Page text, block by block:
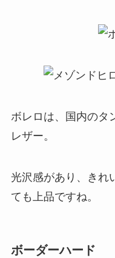
ボレロは、国内のタ
レザー。
光沢感があり、きれ
ても上品ですね。
ボーダーハード